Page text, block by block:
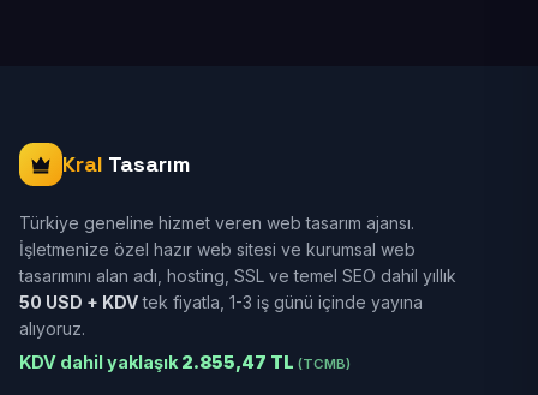
Kral Tasarım
Türkiye geneline hizmet veren web tasarım ajansı.
İşletmenize özel hazır web sitesi ve kurumsal web
tasarımını alan adı, hosting, SSL ve temel SEO dahil yıllık
50 USD + KDVtek fiyatla, 1-3 iş günü içinde yayına
alıyoruz.
KDV dahil yaklaşık 2.855,47 TL (TCMB)